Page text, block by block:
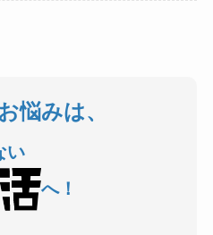
悩みは、
い
へ！